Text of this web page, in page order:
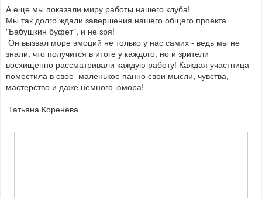
А еще мы показали миру работы нашего клуба!
Мы так долго ждали завершения нашего общего проекта
"Бабушкин буфет", и не зря!
Он вызвал море эмоций не только у нас самих - ведь мы не
знали, что получится в итоге у каждого, но и зрители
восхищенно рассматривали каждую работу! Каждая участница
поместила в свое маленькое панно свои мысли, чувства,
мастерство и даже немного юмора!
Татьяна Коренева